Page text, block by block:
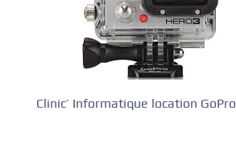
Clinic’ Informatique location GoPro